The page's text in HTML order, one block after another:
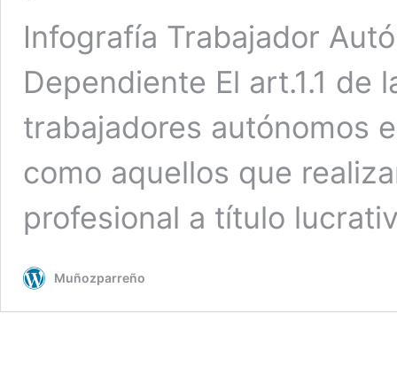
Infografía Trabajador
Dependiente El art.1.1 de
trabajadores autónomos
como aquellos que
profesional a título
Muñozparreño